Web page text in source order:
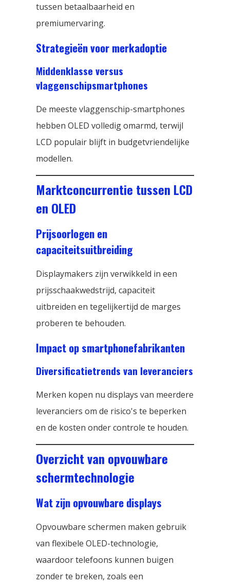
tussen betaalbaarheid en
premiumervaring.
Strategieën voor merkadoptie
Middenklasse versus
vlaggenschipsmartphones
De meeste vlaggenschip-smartphones
hebben OLED volledig omarmd, terwijl
LCD populair blijft in budgetvriendelijke
modellen.
Marktconcurrentie tussen LCD
en OLED
Prijsoorlogen en
capaciteitsuitbreiding
Displaymakers zijn verwikkeld in een
prijsschaakwedstrijd, capaciteit
uitbreiden en tegelijkertijd de marges
proberen te behouden.
Impact op smartphonefabrikanten
Diversificatietrends van leveranciers
Merken kopen nu displays van meerdere
leveranciers om de risico's te beperken
en de kosten onder controle te houden.
Overzicht van opvouwbare
schermtechnologie
Wat zijn opvouwbare displays
Opvouwbare schermen maken gebruik
van flexibele OLED-technologie,
waardoor telefoons kunnen buigen
zonder te breken, zoals een